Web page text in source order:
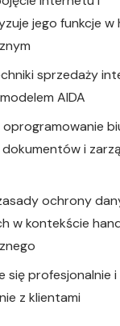
jego funkcje w
sprzedaży
AIDA
oprogramowanie
i
ochrony
w kontekście
się profesjonalnie i
z klientami